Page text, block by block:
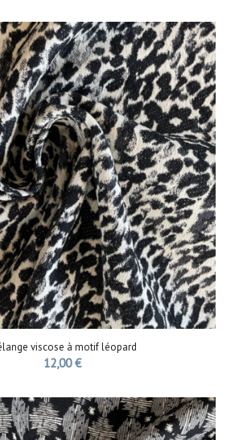
viscose à motif léopard
12,00€